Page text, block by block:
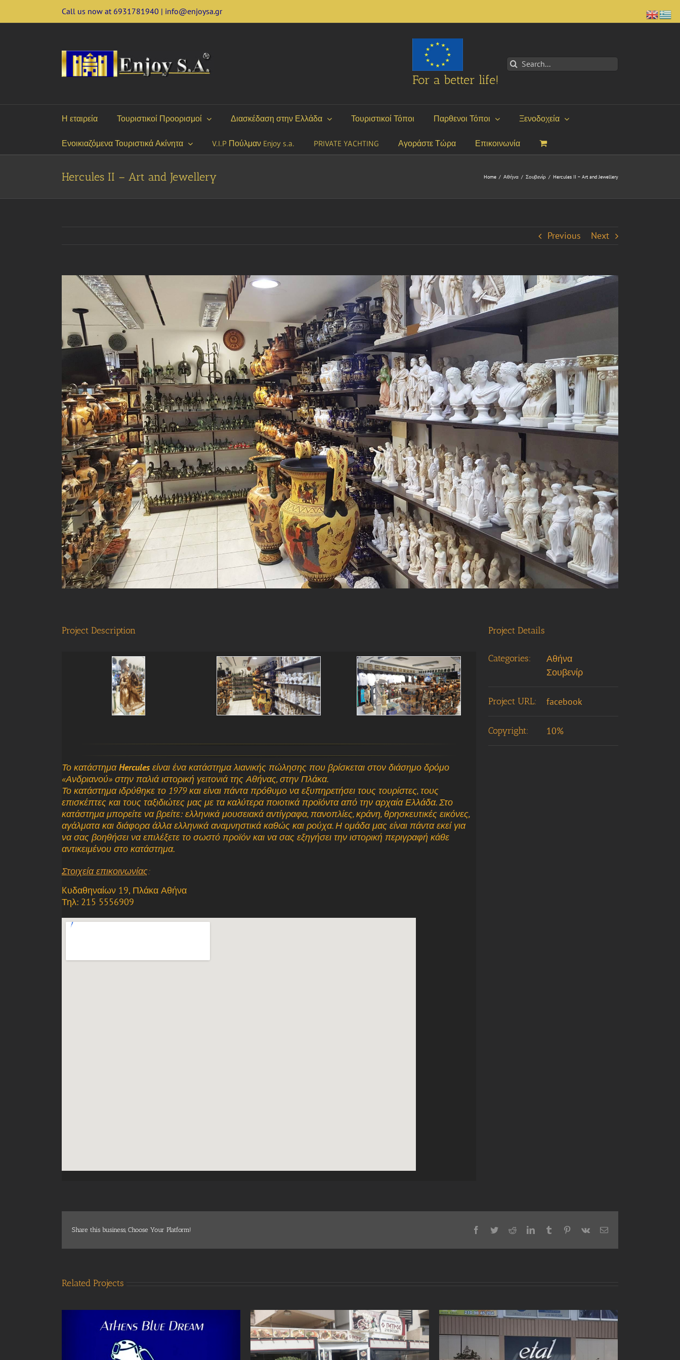
Call us now at 6931781940 | info@enjoysa.gr
For a better life!
Search
for:
Η εταιρεία Τουριστικοί Προορισμοί Διασκέδαση στην Ελλάδα Τουριστικοί Τόποι Παρθενοι Τόποι Ξενοδοχεία
Ενοικιαζόμενα Τουριστικά Ακίνητα V.I.P Πούλμαν Enjoy s.a. PRIVATE YACHTING Αγοράστε Τώρα Επικοινωνία
Hercules II – Art and Jewellery Home / Αθήνα / Σουβενίρ / Hercules II – Art and Jewellery
Previous Next
View
Project Description
Το κατάστημαHercules είναι ένα κατάστημα λιανικής πώλησης που βρίσκεται στον διάσημο δρόμο
«Ανδριανού» στην παλιά ιστορική γειτονιά της Αθήνας, στην Πλάκα.
Το κατάστημα ιδρύθηκε το 1979 και είναι πάντα πρόθυμο να εξυπηρετήσει τους τουρίστες, τους
επισκέπτες και τους ταξιδιώτες μας με τα καλύτερα ποιοτικά προϊόντα από την αρχαία Ελλάδα. Στο
κατάστημα μπορείτε να βρείτε: ελληνικά μουσειακά αντίγραφα, πανοπλίες, κράνη, θρησκευτικές εικόνες,
αγάλματα και διάφορα άλλα ελληνικά αναμνηστικά καθώς και ρούχα. Η ομάδα μας είναι πάντα εκεί για
να σας βοηθήσει να επιλέξετε το σωστό προϊόν και να σας εξηγήσει την ιστορική περιγραφή κάθε
αντικειμένου στο κατάστημα.
Στοιχεία επικοινωνίας:
Kυδαθηναίων 19, Πλάκα Αθήνα
Τηλ: 215 5556909
Project Details
Categories:
Αθήνα
Σουβενίρ
Project URL: facebook
Copyright: 10%
Share this business, Choose Your Platform! Facebook
TwitterRedditLinkedInTumblr Pinterest
Vk Email
Related Projects